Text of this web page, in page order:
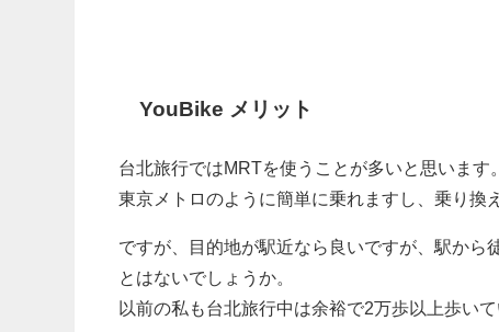
YouBike メリット
台北旅行ではMRTを使うことが多いと思います。
東京メトロのように簡単に乗れますし、乗り換
ですが、目的地が駅近なら良いですが、駅から
とはないでしょうか。
以前の私も台北旅行中は余裕で2万歩以上歩いて